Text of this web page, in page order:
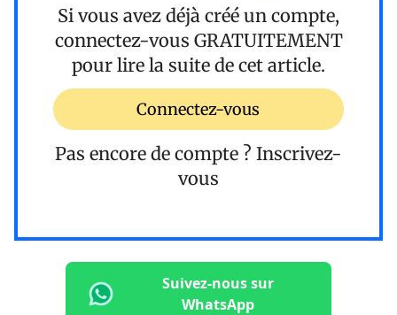
Si vous avez déjà créé un compte,
connectez-vous GRATUITEMENT
pour lire la suite de cet article.
Connectez-vous
Pas encore de compte ? Inscrivez-
vous
Suivez-nous sur
WhatsApp